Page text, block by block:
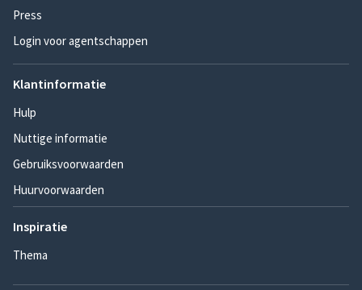
Press
Login voor agentschappen
Klantinformatie
Hulp
Nuttige informatie
Gebruiksvoorwaarden
Huurvoorwaarden
Inspiratie
Thema